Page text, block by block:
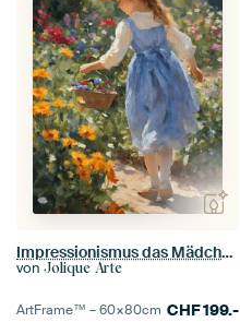
Impressionismus das Mädchen pflückt Blumen
von Jolique Arte
ArtFrame™ –60×80cm CHF199.-